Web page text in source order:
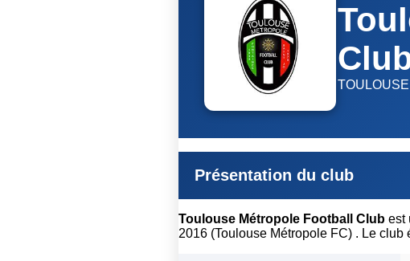
TOULOUSE
Présentation du club
Toulouse Métropole Football Club est
2016 (Toulouse Métropole FC) . Le